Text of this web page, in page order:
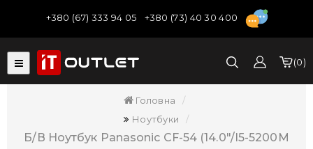
+380 (67) 333 94 05 +380 (73) 40 30 400
0
Головна
Ноутбуки
Б/В Ноутбук Panasonic CF-54 (14.0"/i5-5200M